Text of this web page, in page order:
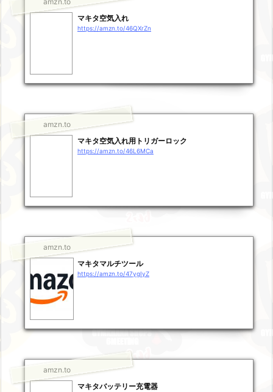
マキタ空気入れ
https://amzn.to/46QXrZn
amzn.to
マキタ空気入れ用トリガーロック
https://amzn.to/46L6MCa
amzn.to
マキタマルチツール
https://amzn.to/47ygIyZ
amzn.to
マキタバッテリー充電器